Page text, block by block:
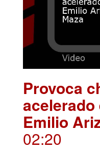
Provoca
acelerado
Emilio
02:20